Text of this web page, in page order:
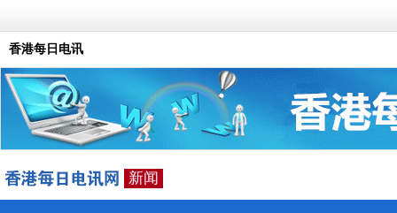
香港每日电讯
新闻